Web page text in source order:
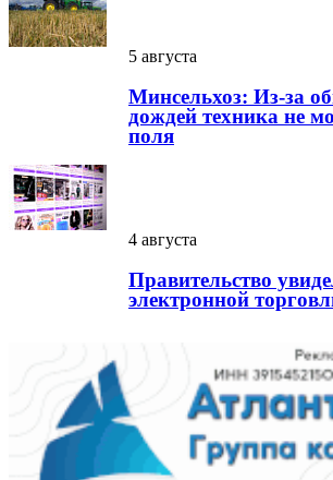
5 августа
Минсельхоз: Из-за
дождей техника не
поля
4 августа
Правительство
электронной